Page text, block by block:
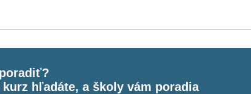
kurz hľadáte, a školy vám poradia